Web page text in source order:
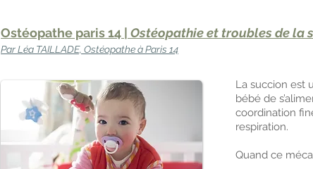
Ostéopathe paris 14 | Ostéopathie et troubles de la
Par Léa TAILLADE, Ostéopathe à Paris 14
La succion est
bébé de
coordination
respiration.
Quand ce